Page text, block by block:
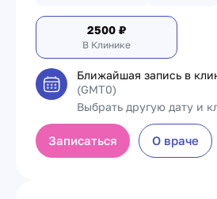
2500 ₽
В Клинике
Ближайшая запись в
(GMT0)
Выбрать другую дату и
Записаться О враче